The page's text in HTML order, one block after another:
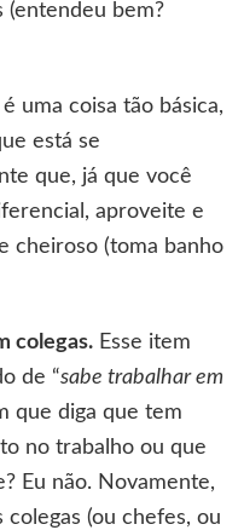
(entendeu bem?
uma coisa tão básica,
está se
que, já que você
aproveite e
cheiroso (toma banho
colegas. Esse item
de “sabe trabalhar em
que diga que tem
no trabalho ou que
Eu não. Novamente,
(ou chefes, ou